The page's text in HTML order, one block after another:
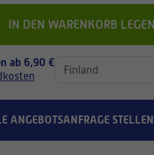
IN DEN WARENKORB LEGEN
ab 6,90 €
ANGEBOTSANFRAGE STELLEN